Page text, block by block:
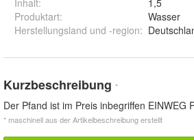
Inhalt:
1,5
Produktart:
Wasser
Herstellungsland und -region:
Kurzbeschreibung *
Der Pfand ist im Preis inbegriffen EINWEG
* maschinell aus der Artikelbeschreibung erstellt